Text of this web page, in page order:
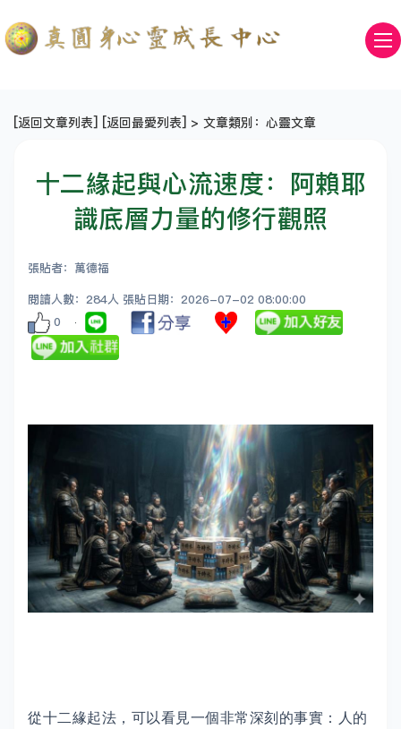
[返回文章列表] [返回最愛列表] > 文章類別：心靈文章
十二緣起與心流速度：阿賴耶
識底層力量的修行觀照
張貼者：萬德福
閱讀人數：284人 張貼日期：2026-07-02 08:00:00
0
從十二緣起法，可以看見一個非常深刻的事實：人的